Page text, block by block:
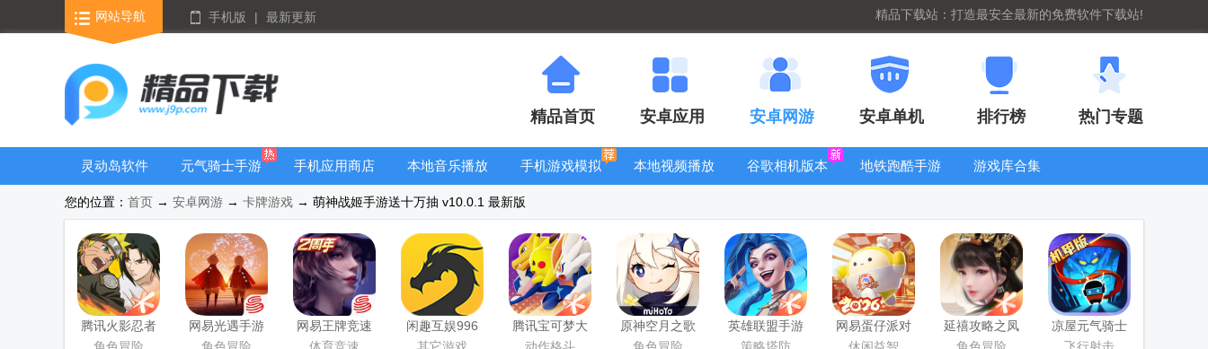
网站导航 手机版 | 最新更新 精品下载站：打造最安全最新的免费软件下载站!
精品首页 安卓应用 安卓网游 安卓单机 排行榜 热门专题
灵动岛软件
元气骑士手游
手机应用商店
本地音乐播放
手机游戏模拟
本地视频播放
谷歌相机版本
地铁跑酷手游
游戏库合集
看器
您的位置： 首页 → 安卓网游 → 卡牌游戏 → 萌神战姬手游送十万抽 v10.0.1 最新版
腾讯火影忍者
忍者新世代
网易光遇手游
正版
网易王牌竞速
手游
闲趣互娱996
传奇盒子官方
腾讯宝可梦大
集结国服正式
原神空月之歌
版本
英雄联盟手游
国服正版
网易蛋仔派对
工坊版游戏
延禧攻略之凤
凰于飞官方版
凉屋元气骑士
官方正版